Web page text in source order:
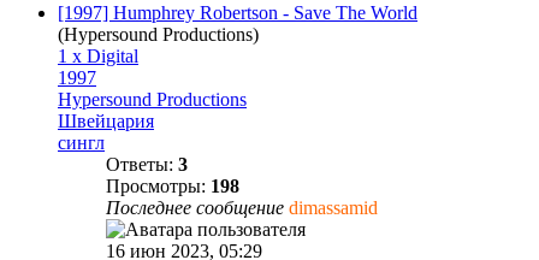
[1997] Humphrey Robertson - Save The World
(Hypersound Productions)
1 x Digital
1997
Hypersound Productions
Швейцария
сингл
Ответы: 3
Просмотры: 198
Последнее сообщение dimassamid
16 июн 2023, 05:29